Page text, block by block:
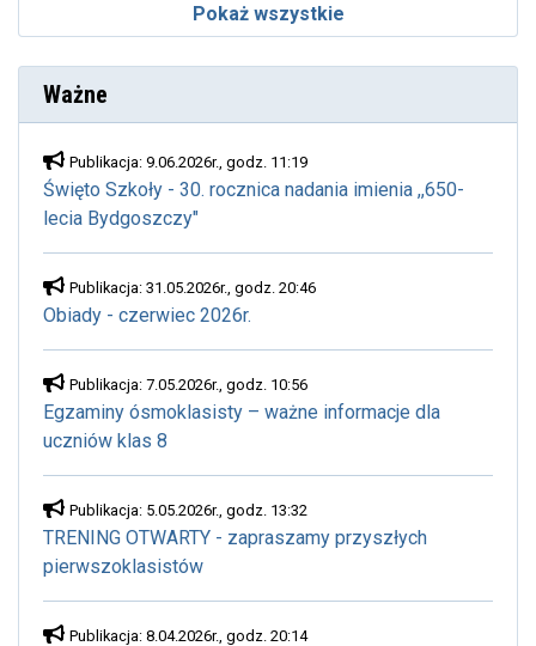
Pokaż wszystkie
Ważne
Publikacja: 9.06.2026r., godz. 11:19
Święto Szkoły - 30. rocznica nadania imienia ,,650-
lecia Bydgoszczy"
Publikacja: 31.05.2026r., godz. 20:46
Obiady - czerwiec 2026r.
Publikacja: 7.05.2026r., godz. 10:56
Egzaminy ósmoklasisty – ważne informacje dla
uczniów klas 8
Publikacja: 5.05.2026r., godz. 13:32
TRENING OTWARTY - zapraszamy przyszłych
pierwszoklasistów
Publikacja: 8.04.2026r., godz. 20:14